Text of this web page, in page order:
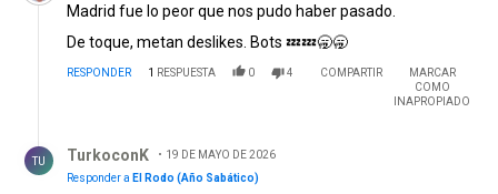
Madrid fue lo peor que nos pudo haber pasado.
De toque, metan deslikes. Bots 💤💤🥱🥱
RESPONDER 1 RESPUESTA 0 4 COMPARTIR
MARCAR
COMO
INAPROPIADO
TU TurkoconK
19 DE MAYO DE 2026
Responder a El Rodo (Año Sabático)